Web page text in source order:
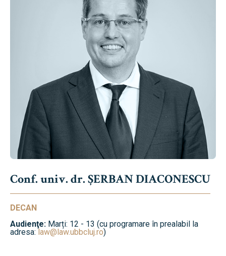
Conf. univ. dr. ȘERBAN DIACONESCU
DECAN
Audienţe: Marți: 12 - 13 (cu programare în prealabil la
adresa:law@law.ubbcluj.ro)